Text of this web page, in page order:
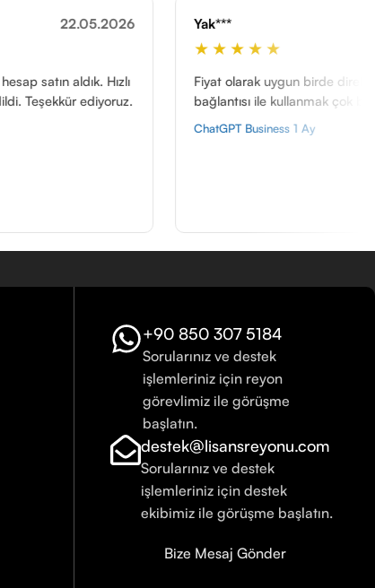
Yak***
Fiyat olarak uygun birde direk davet
bağlantısı ile kullanmak çok basit olmuş.
+90 850 307 5184
Sorularınız ve destek
işlemleriniz için reyon
görevlimiz ile görüşme
başlatın.
destek@lisansreyonu.com
Sorularınız ve destek
işlemleriniz için destek
ekibimiz ile görüşme başlatın.
Bize Mesaj Gönder